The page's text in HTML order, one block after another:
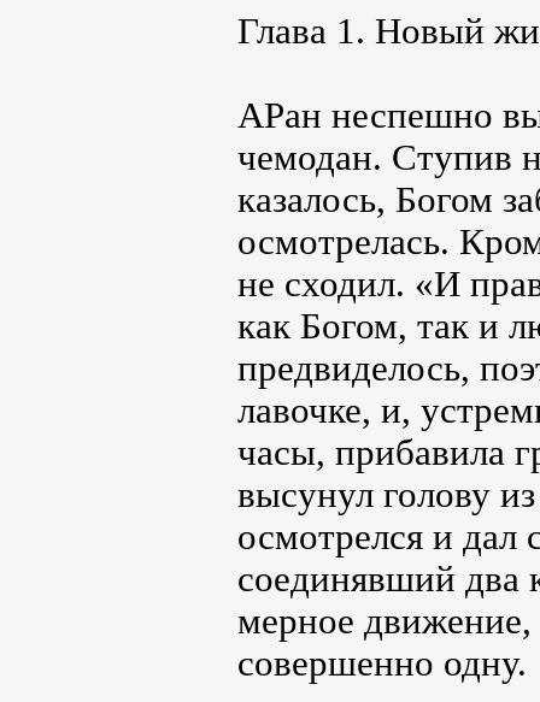
Глава 1. Новый
АРан неспешно
чемодан. Ступив
казалось, Богом
осмотрелась.
не сходил. «И
как Богом, так и
предвиделось,
лавочке, и,
часы, прибавила
высунул голову
осмотрелся и дал
соединявший два
мерное движение,
совершенно одну.